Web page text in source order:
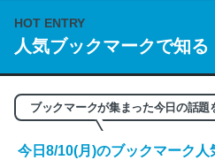
https://
/064121
─GPTの仕組みと限界についての考察
HOT ENTRY
人気ブックマークで知る
ブックマークが集まった今日の話題
今日8/10(月)のブックマーク人